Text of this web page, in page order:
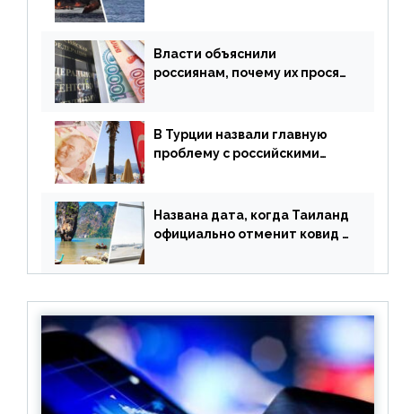
Власти объяснили
россиянам, почему их просят
В Турции назвали главную
проблему с российскими
Названа дата, когда Таиланд
официально отменит ковид и